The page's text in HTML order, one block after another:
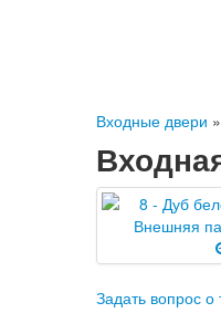
Входные двери »
Задать вопрос о